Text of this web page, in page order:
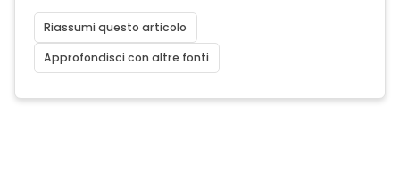
Riassumi questo articolo
Approfondisci con altre fonti